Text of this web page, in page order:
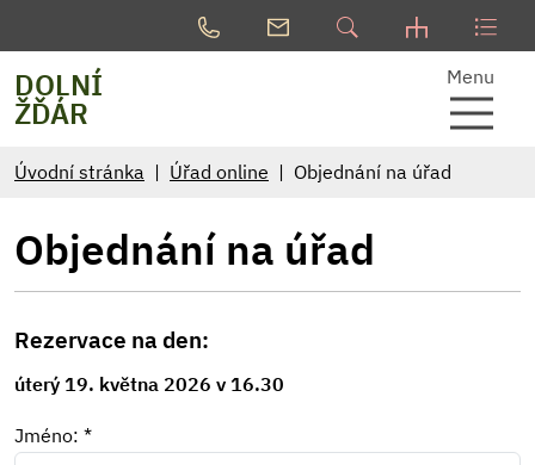
DOLNÍ
ŽĎÁR
Menu
Úvodní stránka Úřad online Objednání na úřad
Objednání na úřad
Rezervace na den:
úterý 19. května 2026 v 16.30
Jméno: *